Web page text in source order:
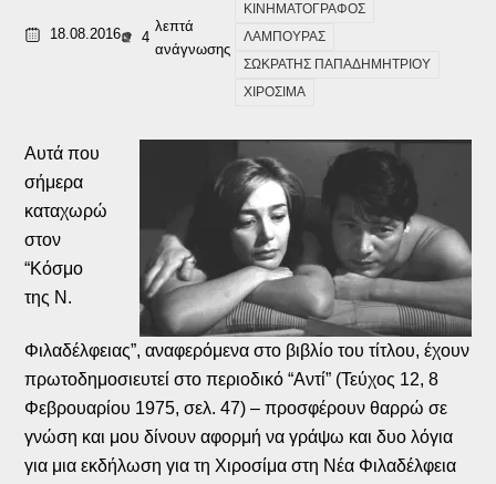
18.08.2016 4
λεπτά
ανάγνωσης
ΚΙΝΗΜΑΤΟΓΡΑΦΟΣ
ΛΑΜΠΟΥΡΑΣ
ΣΩΚΡΑΤΗΣ ΠΑΠΑΔΗΜΗΤΡΙΟΥ
ΧΙΡΟΣΙΜΑ
Αυτά που
σήμερα
καταχωρώ
στον
“Κόσμο
της Ν.
Φιλαδέλφειας”, αναφερόμενα στο βιβλίο του τίτλου, έχουν
πρωτοδημοσιευτεί στο περιοδικό “Αντί” (Τεύχος 12, 8
Φεβρουαρίου 1975, σελ. 47) – προσφέρουν θαρρώ σε
γνώση και μου δίνουν αφορμή να γράψω και δυο λόγια
για μια εκδήλωση για τη Χιροσίμα στη Νέα Φιλαδέλφεια